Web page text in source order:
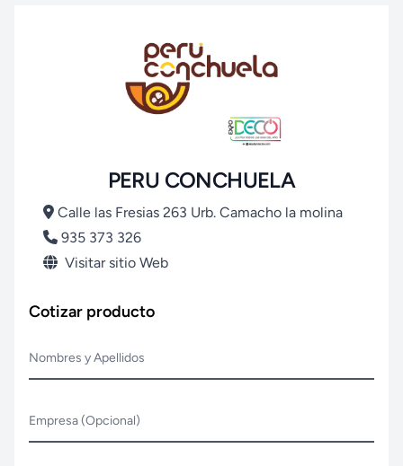
PERU CONCHUELA
Calle las Fresias 263 Urb. Camacho la molina
935 373 326
Visitar sitio Web
Cotizar producto
Nombres y Apellidos
Empresa (Opcional)